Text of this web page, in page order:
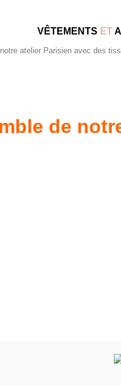
VÊTEMENTS ET
atelier Parisien avec des
de